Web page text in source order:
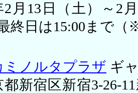
2月13日（土）～2
終日は15:00まで
ミノルタプラザ ギ
都新宿区新宿3-26-